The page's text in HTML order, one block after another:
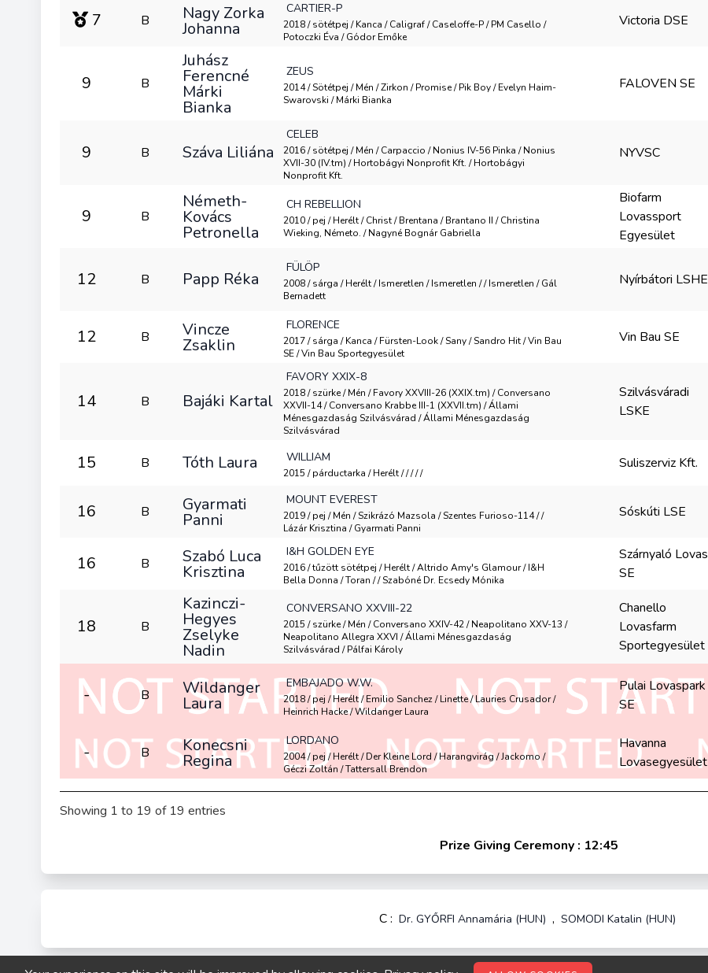
7 B Nagy Zorka
Johanna
CARTIER-P
2018 / sötétpej / Kanca / Caligraf / Caseloffe-P / PM Casello /
Potoczki Éva / Gódor Emőke
Victoria DSE
9 B
Juhász
Ferencné
Márki
Bianka
ZEUS
2014 / Sötétpej / Mén / Zirkon / Promise / Pik Boy / Evelyn Haim-
Swarovski / Márki Bianka
FALOVEN SE
9 B Száva Liliána
CELEB
2016 / sötétpej / Mén / Carpaccio / Nonius IV-56 Pinka / Nonius
XVII-30 (IV.tm) / Hortobágyi Nonprofit Kft. / Hortobágyi
Nonprofit Kft.
NYVSC
9 B
Németh-
Kovács
Petronella
CH REBELLION
2010 / pej / Herélt / Christ / Brentana / Brantano II / Christina
Wieking, Németo. / Nagyné Bognár Gabriella
Biofarm
Lovassport
Egyesület
12 B Papp Réka
FÜLÖP
2008 / sárga / Herélt / Ismeretlen / Ismeretlen / / Ismeretlen / Gál
Bernadett
Nyírbátori LSHE
12 B Vincze
Zsaklin
FLORENCE
2017 / sárga / Kanca / Fürsten-Look / Sany / Sandro Hit / Vin Bau
SE / Vin Bau Sportegyesület
Vin Bau SE
14 B Bajáki Kartal
FAVORY XXIX-8
2018 / szürke / Mén / Favory XXVIII-26 (XXIX.tm) / Conversano
XXVII-14 / Conversano Krabbe III-1 (XXVII.tm) / Állami
Ménesgazdaság Szilvásvárad / Állami Ménesgazdaság
Szilvásvárad
Szilvásváradi
LSKE
15 B Tóth Laura WILLIAM
2015 / párductarka / Herélt / / / / /
Suliszerviz Kft.
16 B Gyarmati
Panni
MOUNT EVEREST
2019 / pej / Mén / Szikrázó Mazsola / Szentes Furioso-114 / /
Lázár Krisztina / Gyarmati Panni
Sóskúti LSE
16 B Szabó Luca
Krisztina
I&H GOLDEN EYE
2016 / tűzött sötétpej / Herélt / Altrido Amy's Glamour / I&H
Bella Donna / Toran / / Szabóné Dr. Ecsedy Mónika
Szárnyaló Lovas
SE
18 B
Kazinczi-
Hegyes
Zselyke
Nadin
CONVERSANO XXVIII-22
2015 / szürke / Mén / Conversano XXIV-42 / Neapolitano XXV-13 /
Neapolitano Allegra XXVI / Állami Ménesgazdaság
Szilvásvárad / Pálfai Károly
Chanello
Lovasfarm
Sportegyesület
- B Wildanger
Laura
EMBAJADO W.W.
2018 / pej / Herélt / Emilio Sanchez / Linette / Lauries Crusador /
Heinrich Hacke / Wildanger Laura
Pulai Lovaspark
SE
- B Konecsni
Regina
LORDANO
2004 / pej / Herélt / Der Kleine Lord / Harangvirág / Jackomo /
Géczi Zoltán / Tattersall Brendon
Havanna
Lovasegyesület
Showing 1 to 19 of 19 entries
Prize Giving Ceremony : 12:45
C : Dr. GYŐRFI Annamária (HUN) , SOMODI Katalin (HUN)